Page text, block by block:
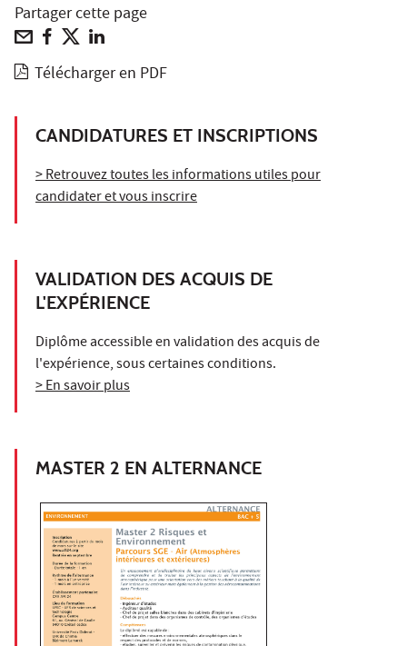
Partager cette page
Télécharger en PDF
CANDIDATURES ET INSCRIPTIONS
> Retrouvez toutes les informations utiles pour
candidater et vous inscrire
VALIDATION DES ACQUIS DE
L'EXPÉRIENCE
Diplôme accessible en validation des acquis de
l'expérience, sous certaines conditions.
> En savoir plus
MASTER 2 EN ALTERNANCE